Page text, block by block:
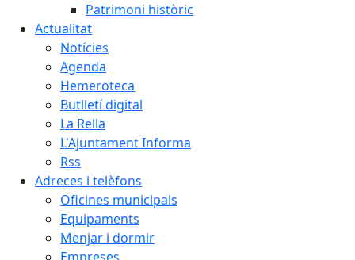
Patrimoni històric
Actualitat
Notícies
Agenda
Hemeroteca
Butlletí digital
La Rella
L'Ajuntament Informa
Rss
Adreces i telèfons
Oficines municipals
Equipaments
Menjar i dormir